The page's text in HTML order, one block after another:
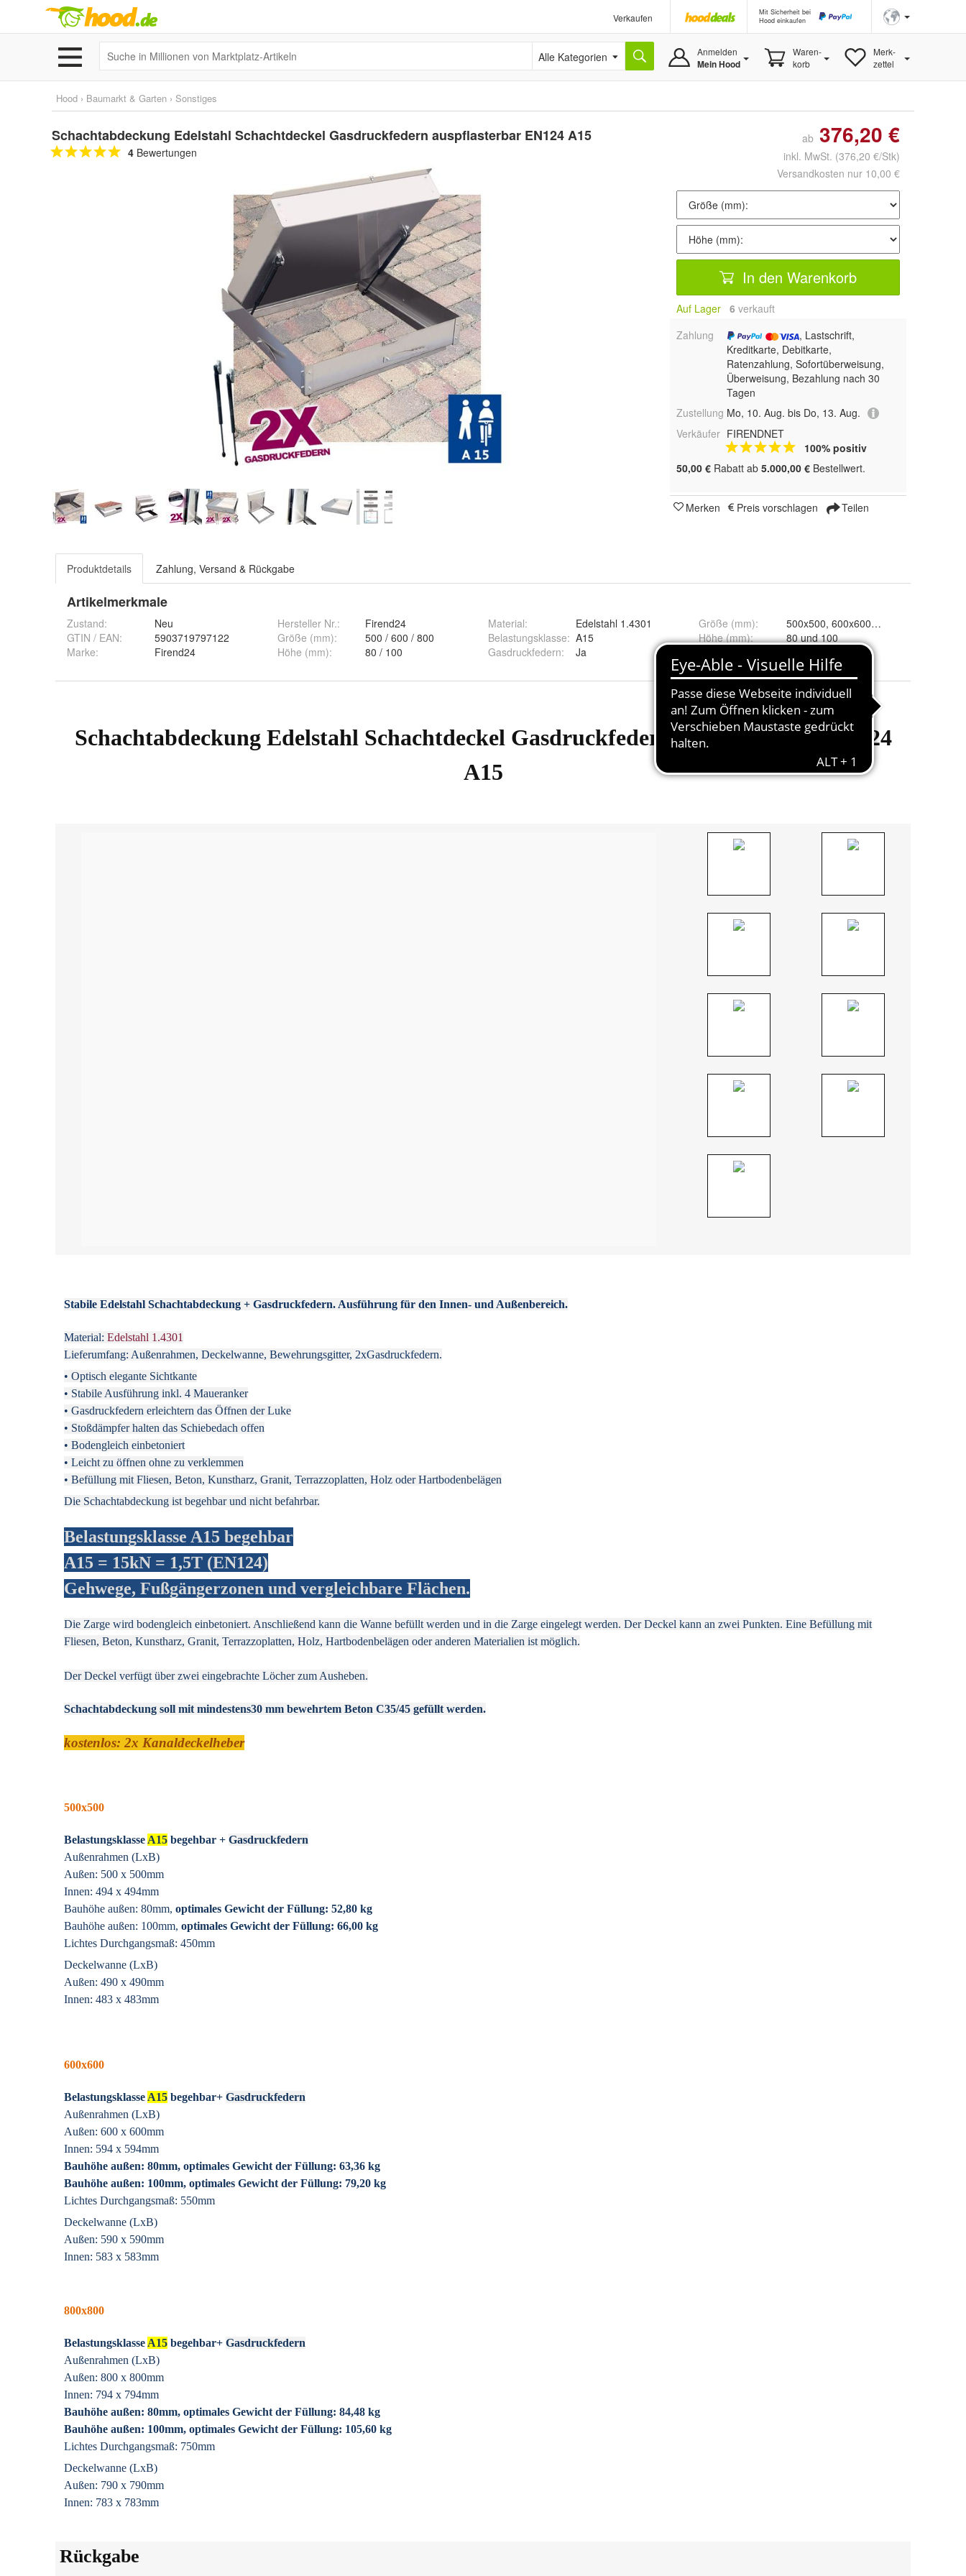
Verkaufen
Mit Sicherheit bei
Hood einkaufen
Alle Kategorien Anmelden
Mein Hood
Waren-
korb
Merk-
zettel
Hood › Baumarkt & Garten › Sonstiges
Schachtabdeckung Edelstahl Schachtdeckel Gasdruckfedern auspflasterbar EN124 A15
4 Bewertungen
ab 376,20 €
inkl. MwSt. (376,20 €/Stk)
Versandkosten nur 10,00 €
In den Warenkorb
Auf Lager 6 verkauft
Zahlung
, Lastschrift,
Kreditkarte, Debitkarte,
Ratenzahlung, Sofortüberweisung,
Überweisung, Bezahlung nach 30
Tagen
Zustellung Mo, 10. Aug. bis Do, 13. Aug.
Verkäufer FIRENDNET
100% positiv
50,00 € Rabatt ab 5.000,00 € Bestellwert.
Merken Preis vorschlagen Teilen
Produktdetails Zahlung, Versand & Rückgabe
Artikelmerkmale
Zustand:
Neu
GTIN / EAN:
5903719797122
Marke:
Firend24
Hersteller Nr.:
Firend24
Größe (mm):
500 / 600 / 800
Höhe (mm): 80 / 100
Material:
Edelstahl 1.4301
Belastungsklasse: A15
Gasdruckfedern: Ja
Größe (mm):
Höhe (mm): 80 und 100